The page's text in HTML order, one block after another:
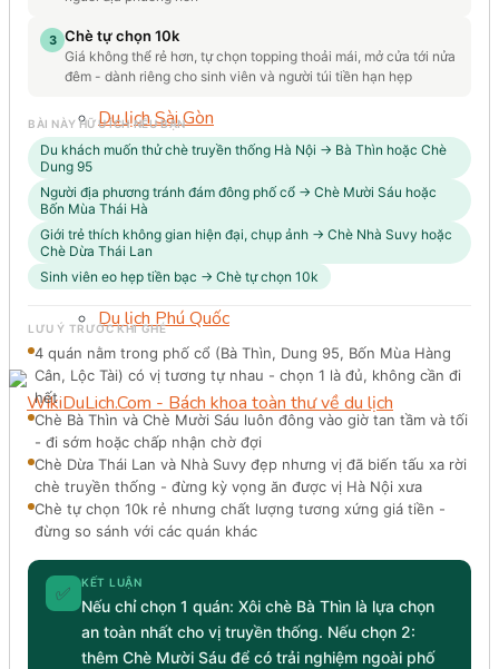
Du lịch Đà Lạt
Du lịch Sài Gòn
Du lịch Phan Thiết
Du lịch Cần Thơ
Du lịch Phú Quốc
3 Chè tự chọn 10k
Giá không thể rẻ hơn, tự chọn topping thoải mái, mở cửa tới nửa
đêm - dành riêng cho sinh viên và người túi tiền hạn hẹp
BÀI NÀY HỮU ÍCH NẾU BẠN
Du khách muốn thử chè truyền thống Hà Nội → Bà Thìn hoặc Chè
Dung 95
Người địa phương tránh đám đông phố cổ → Chè Mười Sáu hoặc
Bốn Mùa Thái Hà
Giới trẻ thích không gian hiện đại, chụp ảnh → Chè Nhà Suvy hoặc
Chè Dừa Thái Lan
Sinh viên eo hẹp tiền bạc → Chè tự chọn 10k
LƯU Ý TRƯỚC KHI GHÉ
4 quán nằm trong phố cổ (Bà Thìn, Dung 95, Bốn Mùa Hàng
Cân, Lộc Tài) có vị tương tự nhau - chọn 1 là đủ, không cần đi
hết
Chè Bà Thìn và Chè Mười Sáu luôn đông vào giờ tan tầm và tối
- đi sớm hoặc chấp nhận chờ đợi
Chè Dừa Thái Lan và Nhà Suvy đẹp nhưng vị đã biến tấu xa rời
chè truyền thống - đừng kỳ vọng ăn được vị Hà Nội xưa
Chè tự chọn 10k rẻ nhưng chất lượng tương xứng giá tiền -
đừng so sánh với các quán khác
✅ KẾT LUẬN
Nếu chỉ chọn 1 quán: Xôi chè Bà Thìn là lựa chọn
an toàn nhất cho vị truyền thống. Nếu chọn 2:
thêm Chè Mười Sáu để có trải nghiệm ngoài phố